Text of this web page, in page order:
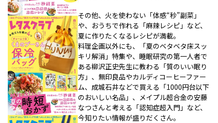
その他、火を使わない「体感“秒”副菜」
や、おうちで作れる「麻辣レシピ」など、
夏に作りたくなるレシピが満載。
料理企画以外にも、「夏のベタベタ床スッ
キリ解消」特集や、睡眠研究の第一人者で
ある柳沢正史先生に教わる「質のいい眠り
方」、無印良品やカルディコーヒーファー
ム、成城石井などで買える「1000円台以下
のおいしい名品」、メイプル超合金の安藤
なつさんと考える「認知症超入門」など、
今知りたい情報が盛りだくさん。